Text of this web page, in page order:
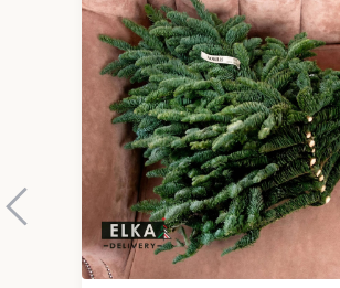
ПОЧЕМУ СТОИТ ВЫБРАТЬ
Долговечность: Датские елки
способностью долго сохранять
красоту, что делает их
создания праздничной
длительное время.
Экологически чистый выбор:
елки – это ваш вклад в
сельского хозяйства и забота о